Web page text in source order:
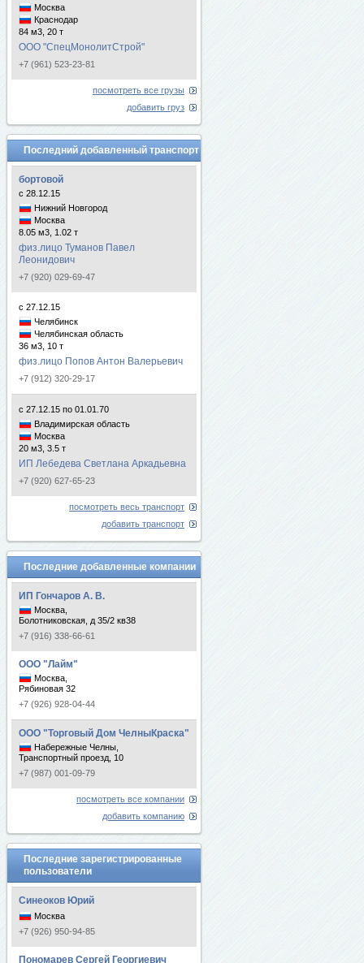
Москва
Краснодар
84 м3, 20 т
ООО "СпецМонолитСтрой"
+7 (961) 523-23-81
посмотреть все грузы
добавить груз
Последний добавленный транспорт
бортовой
с 28.12.15
Нижний Новгород
Москва
8.05 м3, 1.02 т
физ.лицо Туманов Павел
Леонидович
+7 (920) 029-69-47
с 27.12.15
Челябинск
Челябинская область
36 м3, 10 т
физ.лицо Попов Антон Валерьевич
+7 (912) 320-29-17
с 27.12.15 по 01.01.70
Владимирская область
Москва
20 м3, 3.5 т
ИП Лебедева Светлана Аркадьевна
+7 (920) 627-65-23
посмотреть весь транспорт
добавить транспорт
Последние добавленные компании
ИП Гончаров А. В.
Москва,
Болотниковская, д 35/2 кв38
+7 (916) 338-66-61
ООО "Лайм"
Москва,
Рябиновая 32
+7 (926) 928-04-44
ООО "Торговый Дом ЧелныКраска"
Набережные Челны,
Транспортный проезд, 10
+7 (987) 001-09-79
посмотреть все компании
добавить компанию
Последние зарегистрированные
пользователи
Синеоков Юрий
Москва
+7 (926) 950-94-85
Пономарев Сергей Георгиевич